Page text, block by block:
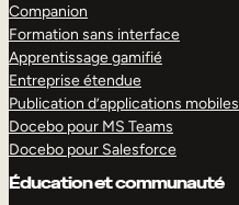
Companion
Formation sans interface
Apprentissage gamifié
Entreprise étendue
Publication d’applications mobiles
Docebo pour MS Teams
Docebo pour Salesforce
Éducation et communauté